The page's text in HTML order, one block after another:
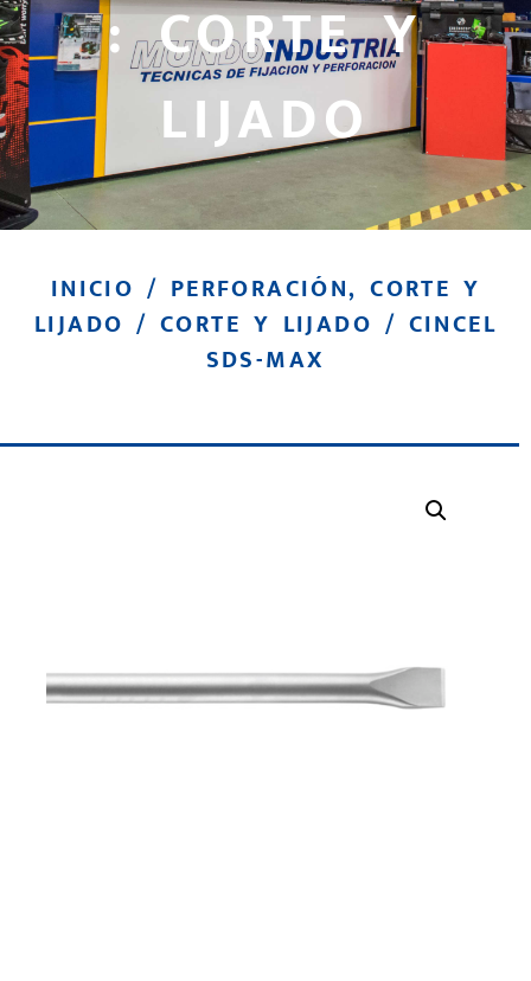
: CORTE Y
LIJADO
INICIO / PERFORACIÓN, CORTE Y
LIJADO / CORTE Y LIJADO / CINCEL
SDS-MAX